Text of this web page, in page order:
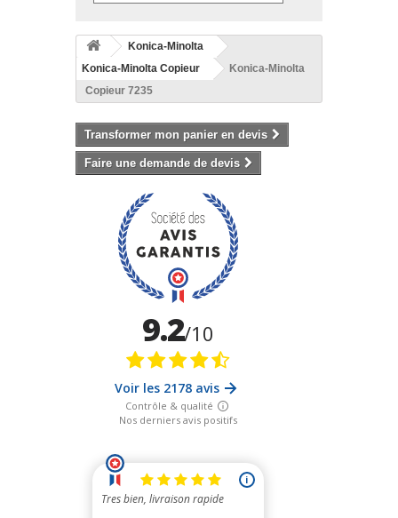
Konica-Minolta
Konica-Minolta Copieur
Konica-Minolta
Copieur 7235
Transformer mon panier en devis
Faire une demande de devis